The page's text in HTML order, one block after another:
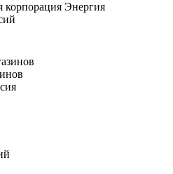
корпорация Энергия